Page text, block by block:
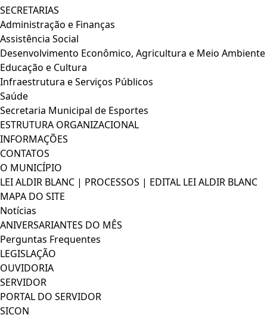
SECRETARIAS
Administração e Finanças
Assistência Social
Desenvolvimento Econômico, Agricultura e Meio Ambiente
Educação e Cultura
Infraestrutura e Serviços Públicos
Saúde
Secretaria Municipal de Esportes
ESTRUTURA ORGANIZACIONAL
INFORMAÇÕES
CONTATOS
O MUNICÍPIO
LEI ALDIR BLANC | PROCESSOS | EDITAL LEI ALDIR BLANC
MAPA DO SITE
Notícias
ANIVERSARIANTES DO MÊS
Perguntas Frequentes
LEGISLAÇÃO
OUVIDORIA
SERVIDOR
PORTAL DO SERVIDOR
SICON